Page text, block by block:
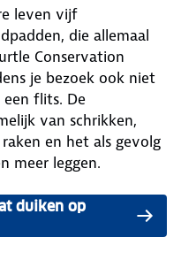
leven vijf
die allemaal
Conservation
je bezoek ook niet
een flits. De
van schrikken,
en het als gevolg
meer leggen.
duiken op